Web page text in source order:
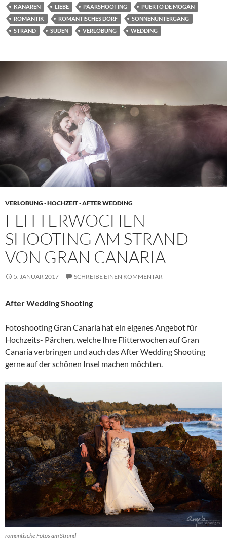
KANAREN
LIEBE PAARSHOOTING
PUERTO DE MOGAN
ROMANTIK
ROMANTISCHES DORF
SONNENUNTERGANG
STRAND
SÜDEN VERLOBUNG WEDDING
VERLOBUNG - HOCHZEIT - AFTER WEDDING
FLITTERWOCHEN-
SHOOTING AM STRAND
VON GRAN CANARIA
5. JANUAR 2017 SCHREIBE EINEN KOMMENTAR
After Wedding Shooting
Fotoshooting Gran Canaria hat ein eigenes Angebot für
Hochzeits- Pärchen, welche Ihre Flitterwochen auf Gran
Canaria verbringen und auch das After Wedding Shooting
gerne auf der schönen Insel machen möchten.
romantische Fotos am Strand